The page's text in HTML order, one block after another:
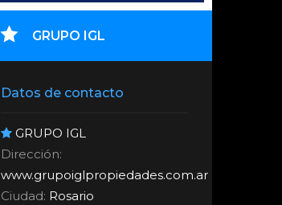
GRUPO IGL
Datos de contacto
GRUPO IGL
Dirección:
www.grupoiglpropiedades.com.ar
Ciudad: Rosario